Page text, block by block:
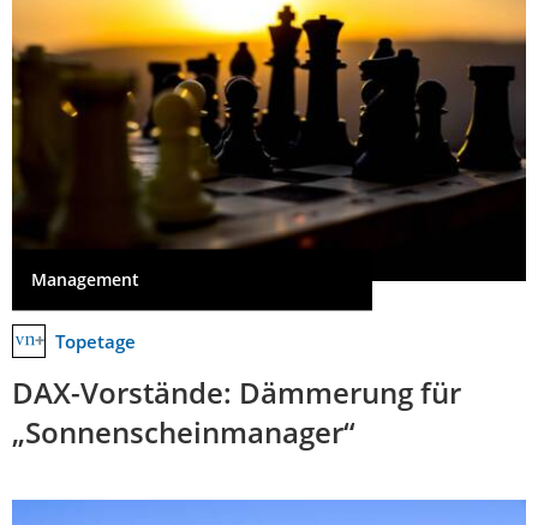
Management
Topetage
DAX-Vorstände: Dämmerung für
„Sonnenscheinmanager“